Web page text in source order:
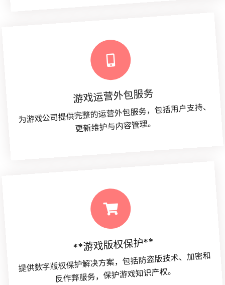
游戏运营外包服务
为游戏公司提供完整的运营外包服务，包括用户支持、
更新维护与内容管理。
**游戏版权保护**
提供数字版权保护解决方案，包括防盗版技术、加密和
反作弊服务，保护游戏知识产权。